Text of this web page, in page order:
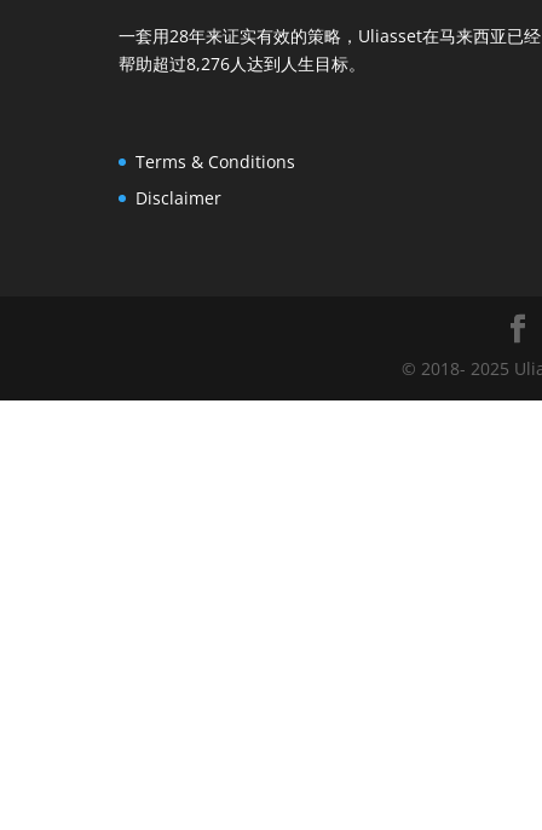
一套用28年来证实有效的策略，Uliasset在马来西亚已经
帮助超过8,276人达到人生目标。
Terms & Conditions
Disclaimer
© 2018- 2025